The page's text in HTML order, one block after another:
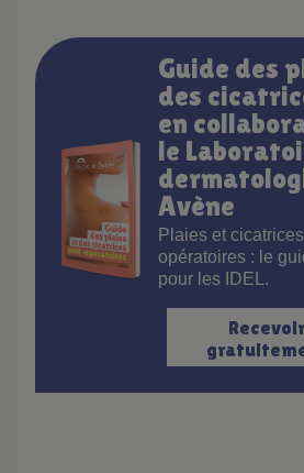
Guide des plaies et
des
en
le
Avène
Plaies et cicatrices post-
opératoires : le
pour les IDEL.
Recevoir